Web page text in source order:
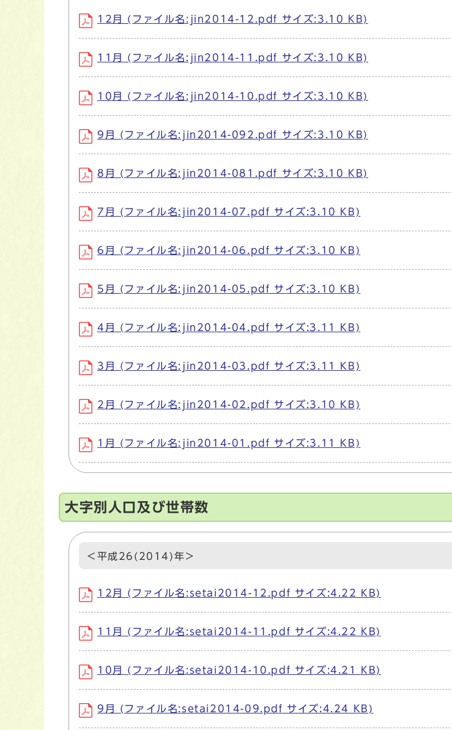
12月 (ファイル名:jin2014-12.pdf サイズ:3.10 KB)
11月 (ファイル名:jin2014-11.pdf サイズ:3.10 KB)
10月 (ファイル名:jin2014-10.pdf サイズ:3.10 KB)
9月 (ファイル名:jin2014-092.pdf サイズ:3.10 KB)
8月 (ファイル名:jin2014-081.pdf サイズ:3.10 KB)
7月 (ファイル名:jin2014-07.pdf サイズ:3.10 KB)
6月 (ファイル名:jin2014-06.pdf サイズ:3.10 KB)
5月 (ファイル名:jin2014-05.pdf サイズ:3.10 KB)
4月 (ファイル名:jin2014-04.pdf サイズ:3.11 KB)
3月 (ファイル名:jin2014-03.pdf サイズ:3.11 KB)
2月 (ファイル名:jin2014-02.pdf サイズ:3.10 KB)
1月 (ファイル名:jin2014-01.pdf サイズ:3.11 KB)
大字別人口及び世帯数
＜平成26(2014)年＞
12月 (ファイル名:setai2014-12.pdf サイズ:4.22 KB)
11月 (ファイル名:setai2014-11.pdf サイズ:4.22 KB)
10月 (ファイル名:setai2014-10.pdf サイズ:4.21 KB)
9月 (ファイル名:setai2014-09.pdf サイズ:4.24 KB)